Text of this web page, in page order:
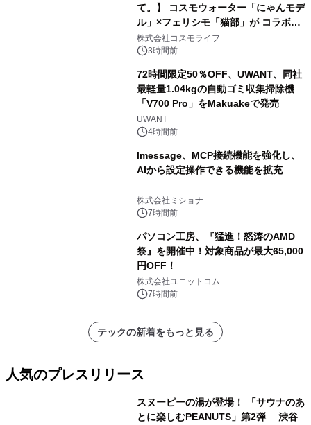
て。】 コスモウォーター「にゃんモデ
ル」×フェリシモ「猫部」が コラボキ
ャンペーンを実施
株式会社コスモライフ
3時間前
72時間限定50％OFF、UWANT、同社
最軽量1.04kgの自動ゴミ収集掃除機
「V700 Pro」をMakuakeで発売
UWANT
4時間前
lmessage、MCP接続機能を強化し、
AIから設定操作できる機能を拡充
株式会社ミショナ
7時間前
パソコン工房、『猛進！怒涛のAMD
祭』を開催中！対象商品が最大65,000
円OFF！
株式会社ユニットコム
7時間前
テックの新着をもっと見る
人気のプレスリリース
スヌーピーの湯が登場！ 「サウナのあ
とに楽しむPEANUTS」第2弾 渋谷